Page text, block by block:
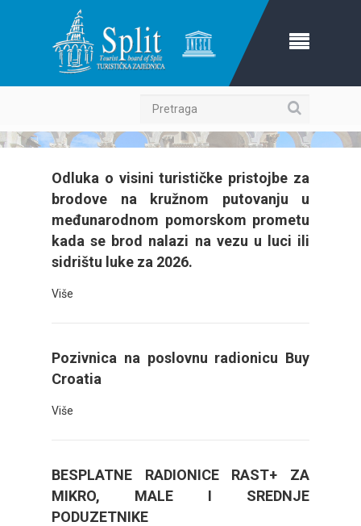
Pretraga
Odluka o visini turističke pristojbe za
brodove na kružnom putovanju u
međunarodnom pomorskom prometu
kada se brod nalazi na vezu u luci ili
sidrištu luke za 2026.
Više
Pozivnica na poslovnu radionicu Buy
Croatia
Više
BESPLATNE RADIONICE RAST+ ZA
MIKRO, MALE I SREDNJE
PODUZETNIKE